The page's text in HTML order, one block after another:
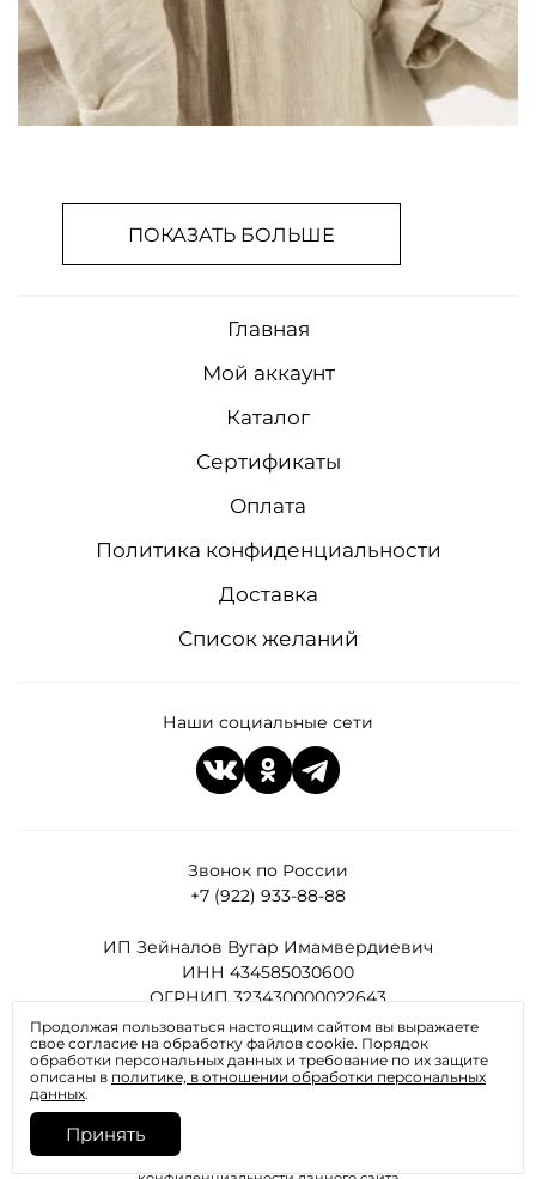
ПОКАЗАТЬ БОЛЬШЕ
Звонок по России
+7 (922) 933-88-88
ИП Зейналов Вугар Имамвердиевич
ИНН 434585030600
ОГРНИП 323430000022643
Все права защищены
Главная
Мой аккаунт
Каталог
Сертификаты
Оплата
Политика конфиденциальности
Доставка
Список желаний
Наши социальные сети
Отправляя любую форму на сайте, вы соглашаетесь с
Продолжая пользоваться настоящим сайтом вы выражаете
свое согласие на обработку файлов cookie. Порядок
обработки персональных данных и требование по их защите
описаны в политике, в отношении обработки персональных
данных.
Принять